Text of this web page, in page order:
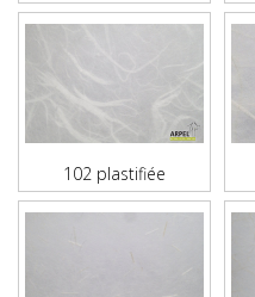
102 plastifiée